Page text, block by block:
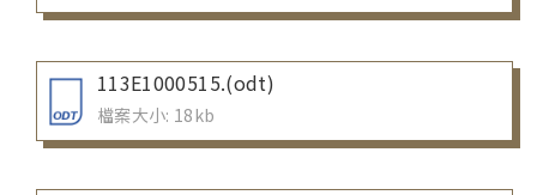
113E1000515.(odt)
檔案大小: 18kb